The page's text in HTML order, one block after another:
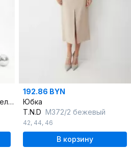
Юбка-рыбка из атласа на еластичном поясе
192.86 BYN
Юбка
T.N.D М372/2 бежевый
42, 44, 46
В корзину